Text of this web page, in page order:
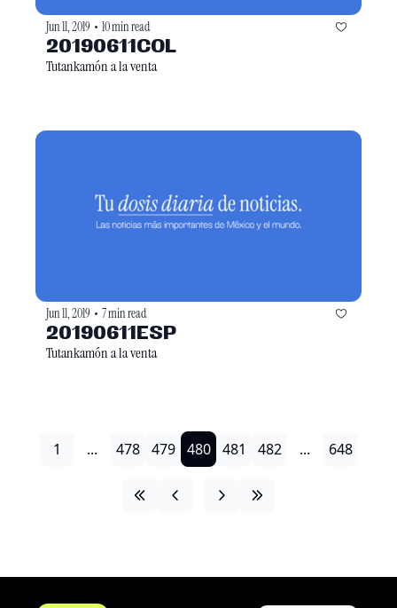
Jun 11, 2019 • 10 min read
20190611COL
Tutankamón a la venta
Jun 11, 2019 • 7 min read
20190611ESP
Tutankamón a la venta
1 ... 478 479 480 481 482 ... 648